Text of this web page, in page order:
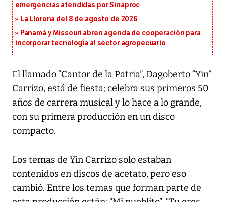
emergencias atendidas por Sinaproc
La Llorona del 8 de agosto de 2026
Panamá y Missouri abren agenda de cooperación para
incorporar tecnología al sector agropecuario
El llamado “Cantor de la Patria”, Dagoberto “Yin”
Carrizo, está de fiesta; celebra sus primeros 50
años de carrera musical y lo hace a lo grande,
con su primera producción en un disco
compacto.
Los temas de Yin Carrizo solo estaban
contenidos en discos de acetato, pero eso
cambió. Entre los temas que forman parte de